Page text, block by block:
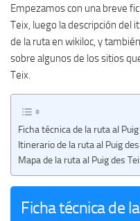
Empezamos con una breve
Teix, luego la descripción del
de la ruta en wikiloc, y
sobre algunos de los sitios
Teix.
Ficha técnica de la ruta al
Itinerario de la ruta al Puig
Mapa de la ruta al Puig des
Ficha técnica de